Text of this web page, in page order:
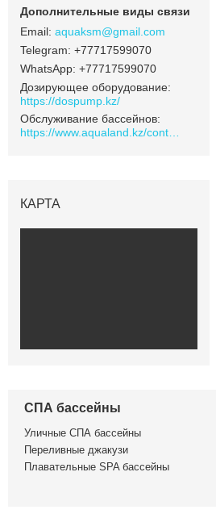
aquaksm@gmail.com
+77717599070
+77717599070
Дозирующее оборудование
https://dospump.kz/
Обслуживание бассейнов
КАРТА
СПА бассейны
Уличные СПА бассейны
Переливные джакузи
Плавательные SPA бассейны